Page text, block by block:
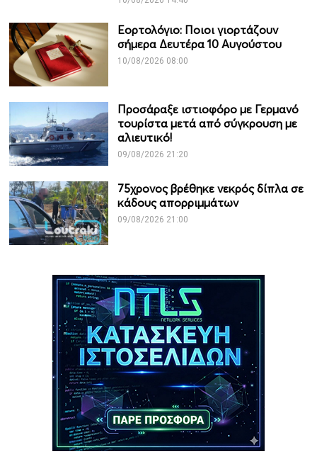
Εορτολόγιο: Ποιοι γιορτάζουν
σήμερα Δευτέρα 10 Αυγούστου
10/08/2026 08:00
Προσάραξε ιστιοφόρο με Γερμανό
τουρίστα μετά από σύγκρουση με
αλιευτικό!
09/08/2026 21:20
75χρονος βρέθηκε νεκρός δίπλα σε
κάδους απορριμμάτων
09/08/2026 21:00